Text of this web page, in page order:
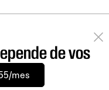
de vos
mes